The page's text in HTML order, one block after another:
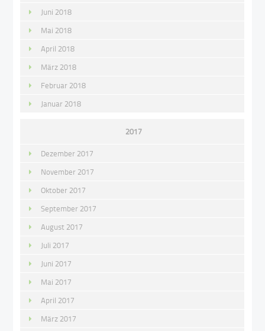
Juni 2018
Mai 2018
April 2018
März 2018
Februar 2018
Januar 2018
2017
Dezember 2017
November 2017
Oktober 2017
September 2017
August 2017
Juli 2017
Juni 2017
Mai 2017
April 2017
März 2017